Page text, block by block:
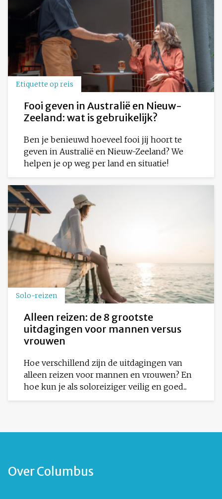
Etiquette op reis
Fooi geven in Australië en Nieuw-
Zeeland: wat is gebruikelijk?
Ben je benieuwd hoeveel fooi jij hoort te
geven in Australië en Nieuw-Zeeland? We
helpen je op weg per land en situatie!
Solo-reizen
Alleen reizen: de 8 grootste
uitdagingen voor mannen versus
vrouwen
Hoe verschillend zijn de uitdagingen van
alleen reizen voor mannen en vrouwen? En
hoe kun je als soloreiziger veilig en goed...
Over Columbus